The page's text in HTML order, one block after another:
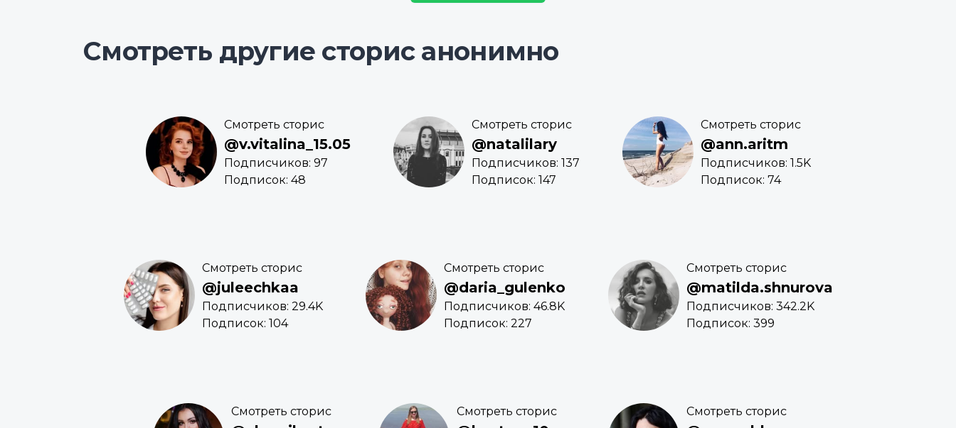
Смотреть другие сторис анонимно
Смотреть сторис
@v.vitalina_15.05
Подписчиков: 97
Подписок: 48
Смотреть сторис
@natalilary
Подписчиков: 137
Подписок: 147
Смотреть сторис
@ann.aritm
Подписчиков: 1.5K
Подписок: 74
Смотреть сторис
@juleechkaa
Подписчиков: 29.4K
Подписок: 104
Смотреть сторис
@daria_gulenko
Подписчиков: 46.8K
Подписок: 227
Смотреть сторис
@matilda.shnurova
Подписчиков: 342.2K
Подписок: 399
Смотреть сторис Смотреть сторис Смотреть сторис